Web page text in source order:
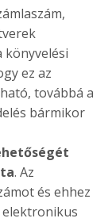
könyvelési
ez az
továbbá a
bármikor
. Az
és ehhez
elektronikus